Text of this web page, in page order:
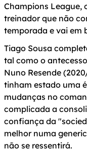
Champions League,
treinador que não
temporada e vai em
Tiago Sousa
tal como o
Nuno Resende
tinham estado uma
mudanças no
complicada a
confiança da
melhor numa
não se ressentirá.